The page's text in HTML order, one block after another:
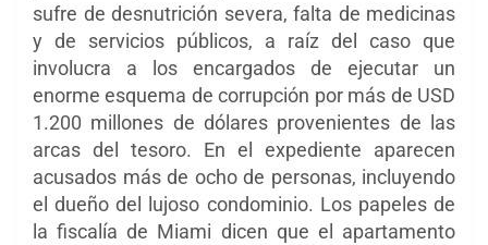
sufre de desnutrición severa, falta de medicinas
y de servicios públicos, a raíz del caso que
involucra a los encargados de ejecutar un
enorme esquema de corrupción por más de USD
1.200 millones de dólares provenientes de las
arcas del tesoro. En el expediente aparecen
acusados más de ocho de personas, incluyendo
el dueño del lujoso condominio. Los papeles de
la fiscalía de Miami dicen que el apartamento